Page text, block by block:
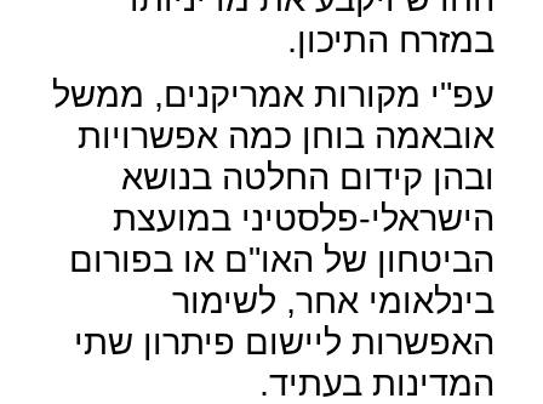
במזרח התיכון.
עפ"י מקורות אמריקנים, ממשל
אובאמה בוחן כמה אפשרויות
ובהן קידום החלטה בנושא
הישראלי-פלסטיני במועצת
הביטחון של האו"ם או בפורום
בינלאומי אחר, לשימור
האפשרות ליישום פיתרון שתי
המדינות בעתיד.